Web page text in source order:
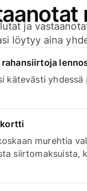
ja
löytyy aina
kätevästi yhdessä
murehtia
siirtomaksuista,